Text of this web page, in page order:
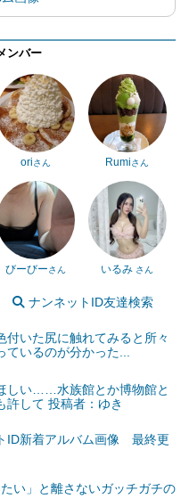
ンバー
oriさん Rumiさん
びーびーさん いるみ さん
ナンネットID友達検索
付いた尻に触れてみると所々
いるのが分かった...
しい……水族館とか博物館と
許して 投稿者：ゆき
ID新着アルバム画像 最終更